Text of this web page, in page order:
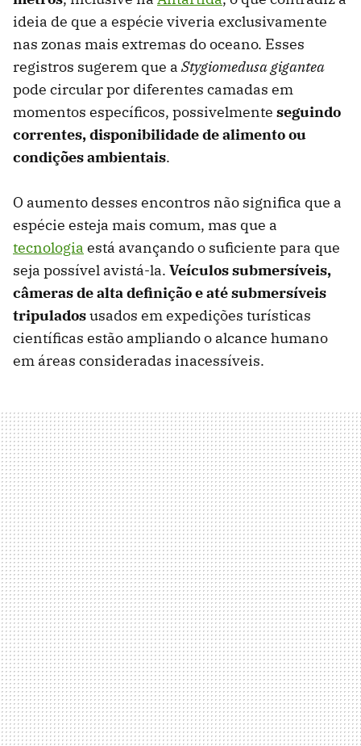
ideia de que a espécie viveria exclusivamente
nas zonas mais extremas do oceano. Esses
registros sugerem que a Stygiomedusa gigantea
pode circular por diferentes camadas em
momentos específicos, possivelmente seguindo
correntes, disponibilidade de alimento ou
condições ambientais.
O aumento desses encontros não significa que a
espécie esteja mais comum, mas que a
tecnologia está avançando o suficiente para que
seja possível avistá-la. Veículos submersíveis,
câmeras de alta definição e até submersíveis
tripuladosusados em expedições turísticas
científicas estão ampliando o alcance humano
em áreas consideradas inacessíveis.